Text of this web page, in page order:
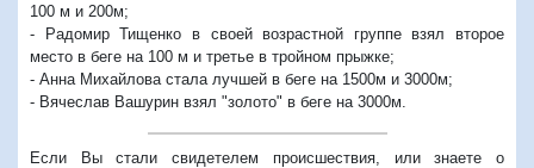
100 м и 200м;
- Радомир Тищенко в своей возрастной группе взял второе
место в беге на 100 м и третье в тройном прыжке;
- Анна Михайлова стала лучшей в беге на 1500м и 3000м;
- Вячеслав Вашурин взял "золото" в беге на 3000м.
Если Вы стали свидетелем происшествия, или знаете о